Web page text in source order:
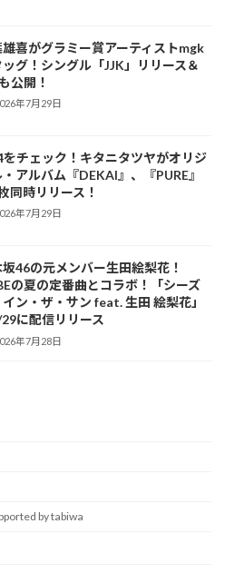
雄喜がグラミー賞アーティストmgk
ッグ！シングル「JJK」リリース＆
公開！
年7月29日
をチェック！キタニタツヤがオリジ
アルバム『DEKAI』、『PURE』
同時リリース！
年7月29日
坂46の元メンバー生田絵梨花！
の夏の定番曲とコラボ！「シーズ
イン・ザ・サン feat. 生田 絵梨花」
に配信リリース
年7月28日
by tabiwa